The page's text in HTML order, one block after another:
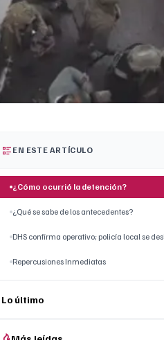
EN ESTE ARTÍCULO
¿Cómo ocurrió la detención?
¿Qué se sabe de los antecedentes?
DHS confirma operativo; policía local se
Repercusiones Inmediatas
Lo último